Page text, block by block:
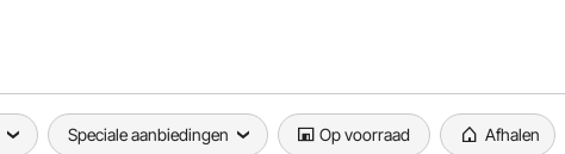
Speciale aanbiedingen Op voorraad Afhalen